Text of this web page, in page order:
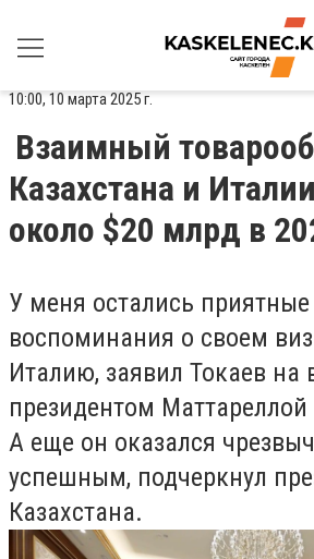
10:00, 10 марта 2025 г.
Взаимный
Казахстана и
около $20 млрд в
У меня остались приятные
воспоминания о своем
Италию, заявил Токаев на
президентом Маттареллой
А еще он оказался
успешным, подчеркнул
Казахстана.